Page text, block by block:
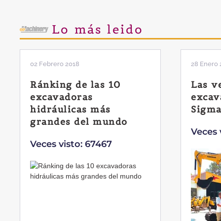
Lo más leido
28 Enero 2019
Las ventajas de la
excavadora Yanmar B7
Sigma-6
11 Marzo
El